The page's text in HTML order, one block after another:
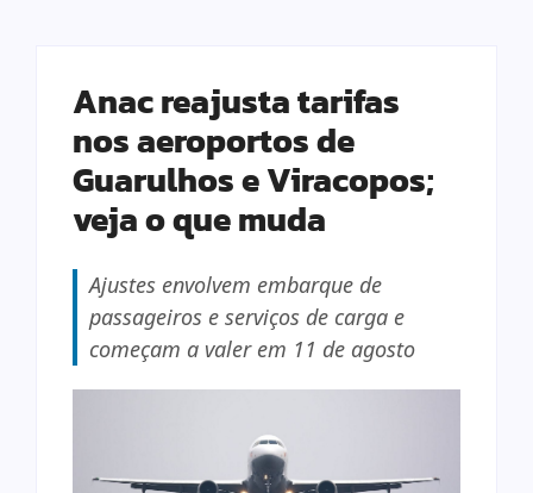
Anac reajusta tarifas
nos aeroportos de
Guarulhos e Viracopos;
veja o que muda
Ajustes envolvem embarque de
passageiros e serviços de carga e
começam a valer em 11 de agosto